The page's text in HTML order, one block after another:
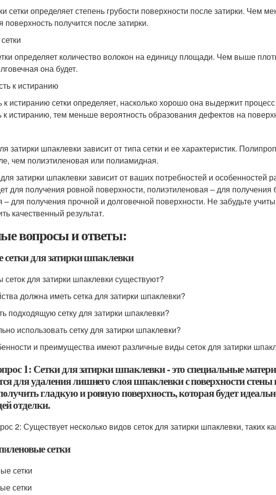
сетки определяет степень грубости поверхности после затирки. Чем
поверхность получится после затирки.
определяет количество волокон на единицу площади. Чем выше
она будет.
к истиранию
к истиранию сетки определяет, насколько хорошо она выдержит
к истиранию, тем меньше вероятность образования дефектов на
затирки шпаклевки зависит от типа сетки и ее характеристик.
чем полиэтиленовая или полиамидная.
затирки шпаклевки зависит от ваших потребностей и особенностей
для получения ровной поверхности, полиэтиленовая – для получения
для получения прочной и долговечной поверхности. Не забудьте
качественный результат.
вопросы и ответы:
сетки для затирки шпаклевки
сеток для затирки шпаклевки существуют?
должна иметь сетка для затирки шпаклевки?
подходящую сетку для затирки шпаклевки?
использовать сетку для затирки шпаклевки?
и преимущества имеют различные виды сеток для затирки
1: Сетки для затирки шпаклевки - это специальные
для удаления лишнего слоя шпаклевки с поверхности
гладкую и ровную поверхность, которая будет
отделки.
2: Существует несколько видов сеток для затирки шпаклевки, таких
сетки
сетки
сетки